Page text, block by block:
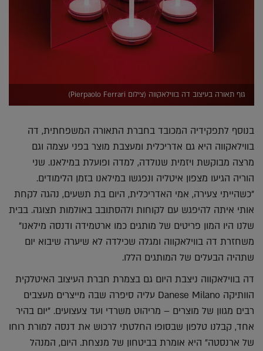
גוף תאורה בעיצוב דה בווילאקווה (צילום Pierpaolo Ferrari)
בנוסף לתפקידיה המכובד בחברת התאורה המשפחתית, דה
בווילאקווה היא גם אדריכלית ומעצבת מוצר בפני עצמה וגם
מרצה מבוקשת ויזמית שנולדה, למדה ופועלת במילאנו. שני
הוריה הגיעו מצפון איטליה ונפגשו במילאנו בזמן הלימודים.
"כשהייתי צעירה, אמי האדריכלית, היום בת תשעים, נהגה לקחת
אותי איתה להיפגש עם לקוחות ולהסתובב באולמות תצוגה. בבית
שלנו היו המון פריטים של מותגים כמו ארטמידה ודנסה מילאנו"
משחזרת דה בווילאקווה ומגלה שכילדה לא שיערה שיבוא יום
שתהיה הבעלים של המותגים הללו.
דה בווילאקווה ניצבת היום גם בצמרת חברת העיצוב האיטלקית
הוותיקה Danese Milano עליה סיפרה שבה מייצרים מעצבים
רבים מגוון של מוצרים – מריהוט משרדי ועד צעצועים. "יום בהיר
אחד, קבלנו טלפון שבסופו החלטתי לרכוש את דנסה למורת רוחו
של ארנסטה" היא אומרת בביטחון של מנצחת. היום, המנהל